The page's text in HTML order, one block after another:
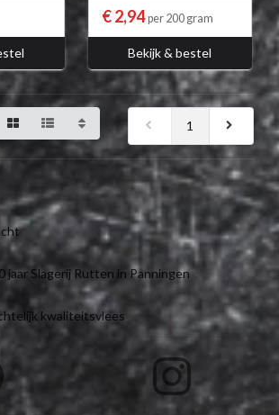
€ 2,94per 200 gram
Bekijk & bestel
1
jaar Slagerij Rutten in Panningen
kwaliteitsvlees